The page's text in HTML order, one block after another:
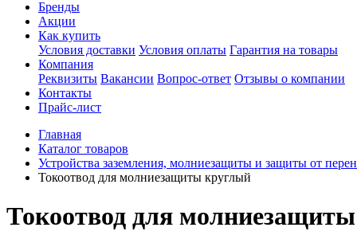
Бренды
Акции
Как купить
Условия доставки Условия оплаты Гарантия на товары
Компания
Реквизиты Вакансии Вопрос-ответ Отзывы о компании
Контакты
Прайс-лист
Главная
Каталог товаров
Устройства заземления, молниезащиты и защиты от
Токоотвод для молниезащиты круглый
Токоотвод для